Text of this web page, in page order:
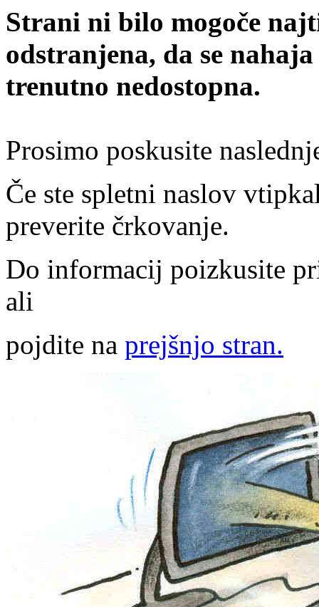
Strani ni bilo mogoče
odstranjena, da se
trenutno nedostopna.
Prosimo poskusite
Če ste spletni naslov
preverite črkovanje.
Do informacij poizkusite
ali
pojdite na prejšnjo stran.